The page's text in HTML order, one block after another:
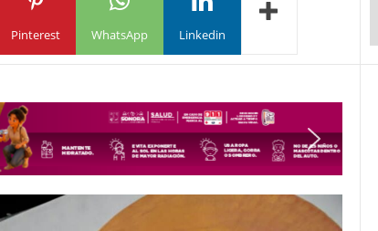
Pinterest WhatsApp Linkedin